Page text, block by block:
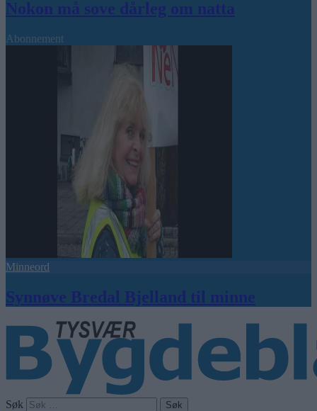
Nokon må sove dårleg om natta
Abonnement
Minneord
Synnøve Bredal Bjelland til minne
Søk